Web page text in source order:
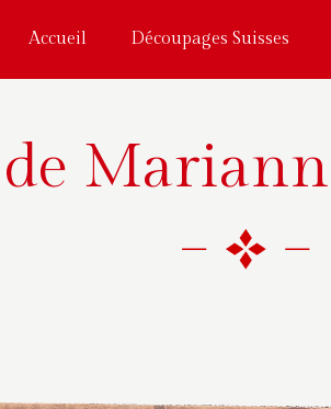
Accueil Découpages Suisses
de